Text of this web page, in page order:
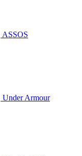
ASSOS
Under Armour